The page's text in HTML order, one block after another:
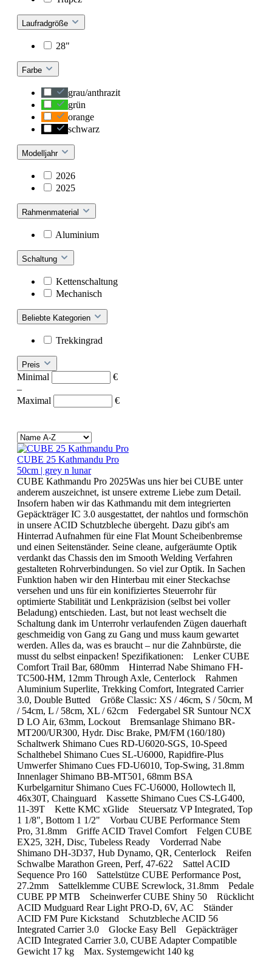
Laufradgröße
28"
Farbe
grau/anthrazit
grün
orange
schwarz
Modelljahr
2026
2025
Rahmenmaterial
Aluminium
Schaltung
Kettenschaltung
Mechanisch
Beliebte Kategorien
Trekkingrad
Preis
Minimal
€
–
Maximal
€
CUBE 25 Kathmandu Pro
50cm | grey n lunar
CUBE Kathmandu Pro 2025Was uns hier bei CUBE unter
anderem auszeichnet, ist unsere extreme Liebe zum Detail.
Insofern haben wir das Kathmandu mit dem integrierten
Gepäckträger IC 3.0 ausgestattet, der nahtlos und formschön
in unsere ACID Schutzbleche übergeht. Dazu gibt's am
Hinterrad Aufnahmen für eine Flat Mount Scheibenbremse
und einen Seitenständer. Seine cleane, aufgeräumte Optik
verdankt das Chassis den im Smooth Welding Verfahren
gestalteten Rohrverbindungen. So viel zur Optik. In Sachen
Funktion haben wir den Hinterbau mit einer Steckachse
versehen und uns für ein konifiziertes Steuerrohr für
optimierte Stabilität und Lenkpräzision (selbst bei voller
Beladung) entschieden. Last, but not least wechselt die
Schaltung dank im Unterrohr verlaufenden Zügen dauerhaft
geschmeidig von Gang zu Gang und muss kaum gewartet
werden. Alles da, was es braucht – nur die Zahnbürste, die
musst du selbst einpacken! Spezifikationen: Lenker CUBE
Comfort Trail Bar, 680mm Hinterrad Nabe Shimano FH-
TC500-HM, 12mm Through Axle, Centerlock Rahmen
Aluminium Superlite, Trekking Comfort, Integrated Carrier
3.0, Double Butted Größe Classic: XS / 46cm, S / 50cm, M
/ 54cm, L / 58cm, XL / 62cm Federgabel SR Suntour NCX
D LO Air, 63mm, Lockout Bremsanlage Shimano BR-
MT200/UR300, Hydr. Disc Brake, PM/FM (160/180)
Schaltwerk Shimano Cues RD-U6020-SGS, 10-Speed
Schalthebel Shimano Cues SL-U6000, Rapidfire-Plus
Umwerfer Shimano Cues FD-U6010, Top-Swing, 31.8mm
Innenlager Shimano BB-MT501, 68mm BSA
Kurbelgarnitur Shimano Cues FC-U6000, Hollowtech ll,
46x30T, Chainguard Kassette Shimano Cues CS-LG400,
11-39T Kette KMC xGlide Steuersatz VP Integrated, Top
1 1/8", Bottom 1 1/2" Vorbau CUBE Performance Stem
Pro, 31.8mm Griffe ACID Travel Comfort Felgen CUBE
EX25, 32H, Disc, Tubeless Ready Vorderrad Nabe
Shimano DH-3D37, Hub Dynamo, QR, Centerlock Reifen
Schwalbe Marathon Green, Perf, 47-622 Sattel ACID
Sequence Pro 160 Sattelstütze CUBE Performance Post,
27.2mm Sattelklemme CUBE Screwlock, 31.8mm Pedale
CUBE PP MTB Scheinwerfer CUBE Shiny 50 Rücklicht
ACID Mudguard Rear Light PRO-D, 6V, AC Ständer
ACID FM Pure Kickstand Schutzbleche ACID 56
Integrated Carrier 3.0 Glocke Easy Bell Gepäckträger
ACID Integrated Carrier 3.0, CUBE Adapter Compatible
Gewicht 17 kg Max. Systemgewicht 140 kg